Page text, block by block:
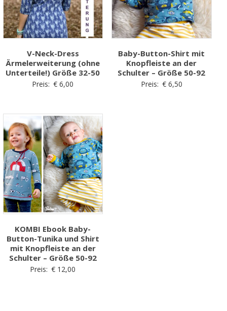
V-Neck-Dress
Ärmelerweiterung (ohne
Unterteile!) Größe 32-50
Preis: € 6,00
Baby-Button-Shirt mit
Knopfleiste an der
Schulter – Größe 50-92
Preis: €6,50
KOMBI Ebook Baby-
Button-Tunika und Shirt
mit Knopfleiste an der
Schulter – Größe 50-92
Preis: € 12,00